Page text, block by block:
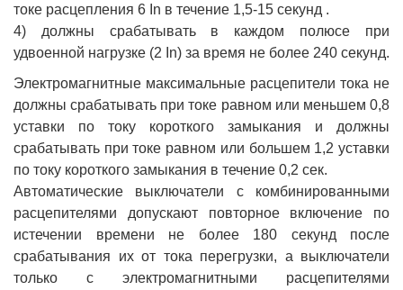
токе расцепления 6 In в течение 1,5-15 секунд .
4) должны срабатывать в каждом полюсе при
удвоенной нагрузке (2 In) за время не более 240 секунд.
Электромагнитные максимальные расцепители тока не
должны срабатывать при токе равном или меньшем 0,8
уставки по току короткого замыкания и должны
срабатывать при токе равном или большем 1,2 уставки
по току короткого замыкания в течение 0,2 сек.
Автоматические выключатели с комбинированными
расцепителями допускают повторное включение по
истечении времени не более 180 секунд после
срабатывания их от тока перегрузки, а выключатели
только с электромагнитными расцепителями